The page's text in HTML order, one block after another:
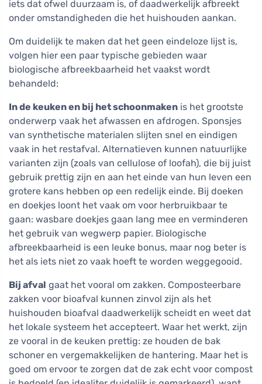
iets dat ofwel duurzaam is, of daadwerkelijk afbreekt
onder omstandigheden die het huishouden aankan.
Om duidelijk te maken dat het geen eindeloze lijst is,
volgen hier een paar typische gebieden waar
biologische afbreekbaarheid het vaakst wordt
behandeld:
In de keuken en bij het schoonmaken is het grootste
onderwerp vaak het afwassen en afdrogen. Sponsjes
van synthetische materialen slijten snel en eindigen
vaak in het restafval. Alternatieven kunnen natuurlijke
varianten zijn (zoals van cellulose of loofah), die bij juist
gebruik prettig zijn en aan het einde van hun leven een
grotere kans hebben op een redelijk einde. Bij doeken
en doekjes loont het vaak om voor herbruikbaar te
gaan: wasbare doekjes gaan lang mee en verminderen
het gebruik van wegwerp papier. Biologische
afbreekbaarheid is een leuke bonus, maar nog beter is
het als iets niet zo vaak hoeft te worden weggegooid.
Bij afval gaat het vooral om zakken. Composteerbare
zakken voor bioafval kunnen zinvol zijn als het
huishouden bioafval daadwerkelijk scheidt en weet dat
het lokale systeem het accepteert. Waar het werkt, zijn
ze vooral in de keuken prettig: ze houden de bak
schoner en vergemakkelijken de hantering. Maar het is
goed om ervoor te zorgen dat de zak echt voor compost